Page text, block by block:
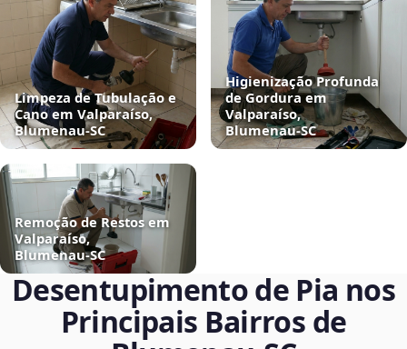
Limpeza de Tubulação e
Cano em Valparaíso,
Blumenau‑SC
Higienização Profunda
de Gordura em
Valparaíso,
Blumenau‑SC
Remoção de Restos em
Valparaíso,
Blumenau‑SC
Desentupimento de Pia nos
Principais Bairros de